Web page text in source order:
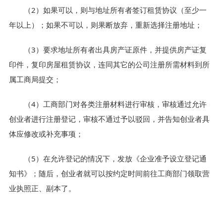
（2）如果可以，则与地址所有者签订租赁协议（至少一
年以上）；如果不可以，则果断放弃，重新选择注册地址；
（3）要求地址所有者出具房产证原件，并提供房产证复
印件，复印房屋租赁协议，连同其它的公司注册所需材料到所
属工商局提交；
（4）工商部门对各类注册材料进行审核，审核通过允许
创业者进行注册登记，审核不通过予以驳回，并告知创业者具
体应修改或补充事项；
（5）在允许登记的情况下，发放《企业准予设立登记通
知书》；随后，创业者就可以按约定时间前往工商部门领取营
业执照正、副本了。